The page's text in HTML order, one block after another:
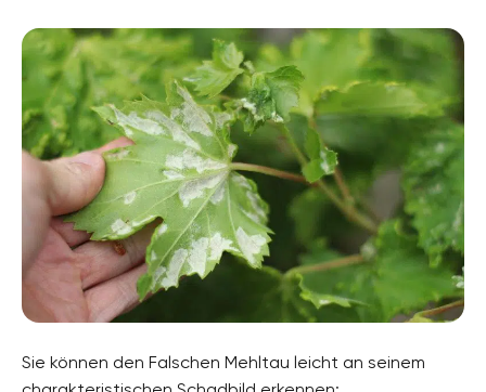
Sie können den Falschen Mehltau leicht an seinem